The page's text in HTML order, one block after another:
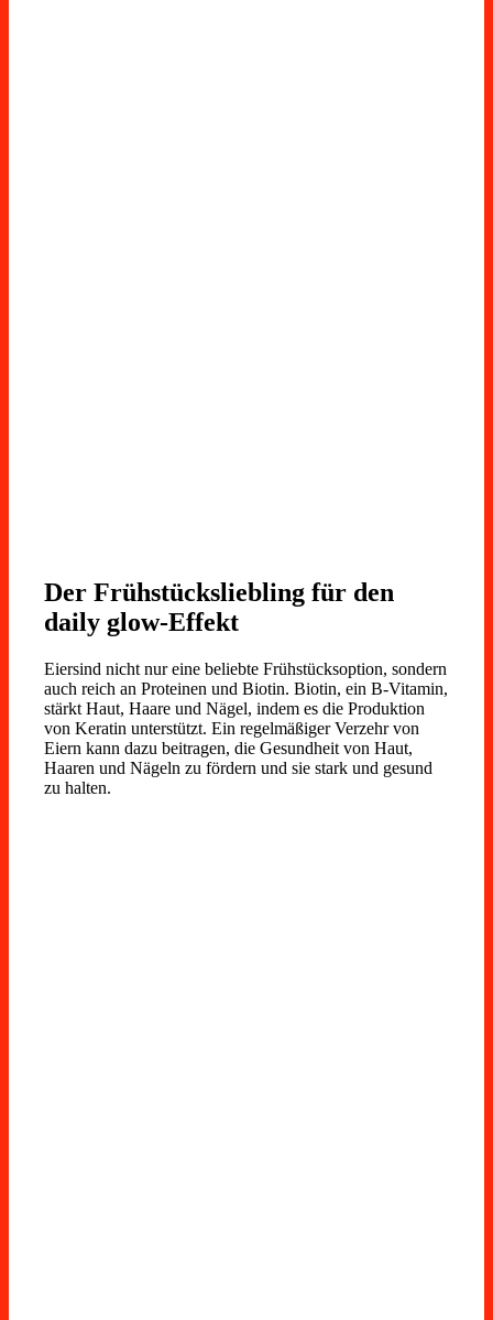
Der Frühstücksliebling für den
daily glow-Effekt
Eiersind nicht nur eine beliebte Frühstücksoption, sondern
auch reich an Proteinen und Biotin. Biotin, ein B-Vitamin,
stärkt Haut, Haare und Nägel, indem es die Produktion
von Keratin unterstützt. Ein regelmäßiger Verzehr von
Eiern kann dazu beitragen, die Gesundheit von Haut,
Haaren und Nägeln zu fördern und sie stark und gesund
zu halten.